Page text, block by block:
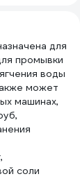
для
промывки
воды
может
машинах,
соли